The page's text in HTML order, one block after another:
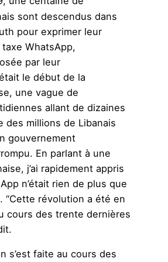
sont descendus dans
pour exprimer leur
WhatsApp,
par leur
le début de la
une vague de
allant de dizaines
des millions de Libanais
gouvernement
En parlant à une
j’ai rapidement appris
n’était rien de plus que
“Cette révolution a été en
cours des trente dernières
s’est faite au cours des